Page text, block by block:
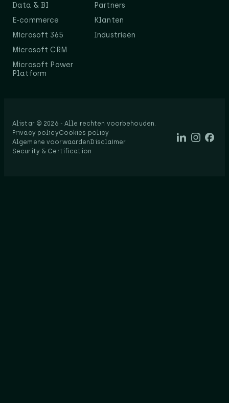
Data & BI
E-commerce
Microsoft 365
Microsoft CRM
Microsoft Power
Platform
Partners
Klanten
Industrieën
Alistar © 2026 - Alle rechten voorbehouden.​
Privacy policyCookies policy
Algemene voorwaardenDisclaimer
Security & Certification